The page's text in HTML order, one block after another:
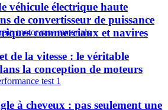
véhicule électrique haute
de convertisseur de puissance
commerciaux et navires
de la vitesse : le véritable
la conception de moteurs
à cheveux : pas seulement une